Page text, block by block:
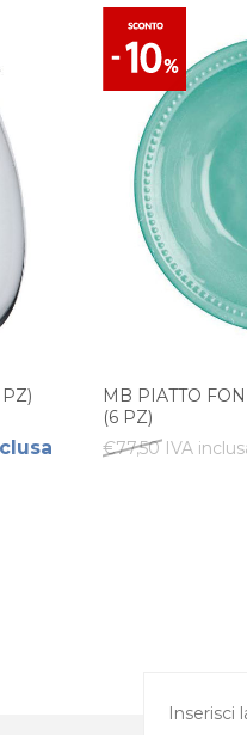
MB PIATTO
(6 PZ)
€77,50 IVA